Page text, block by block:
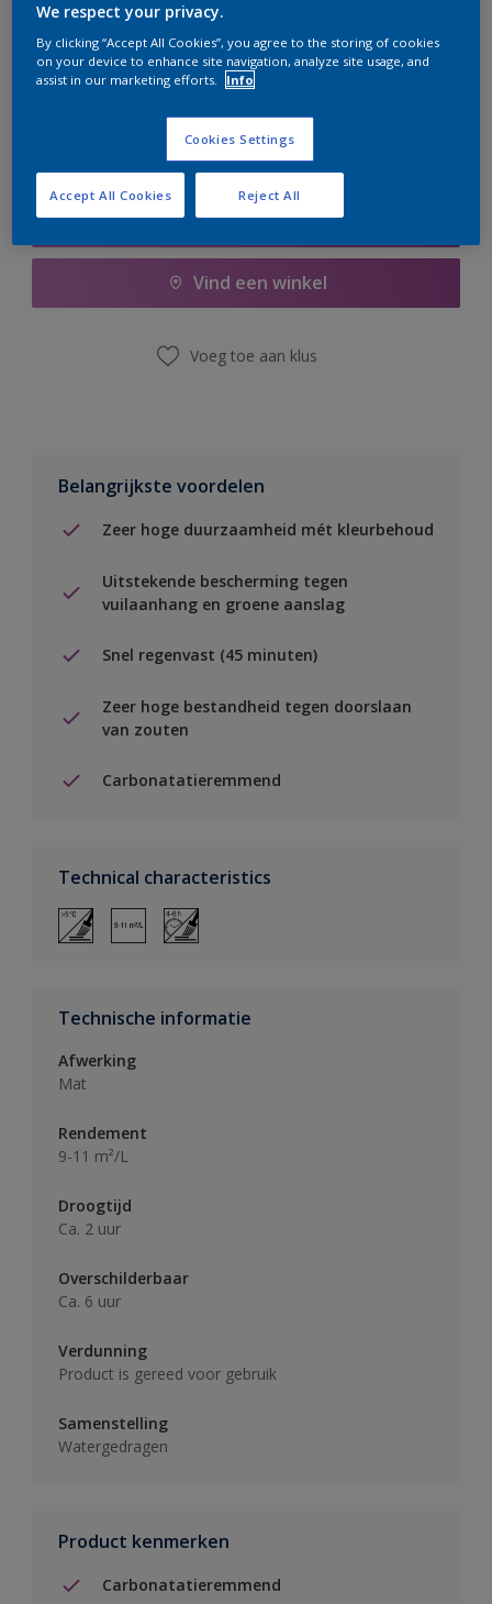
Op dit moment is het niet mogelijk dit product online
te bestellen. Houd de website in de gaten, we werken
er hard aan om de voorraad aan te vullen.
Boodschappenlijst
Vind een winkel
Voeg toe aan klus
Belangrijkste voordelen
Zeer hoge duurzaamheid mét kleurbehoud
Uitstekende bescherming tegen
vuilaanhang en groene aanslag
Snel regenvast (45 minuten)
Zeer hoge bestandheid tegen doorslaan
van zouten
Carbonatatieremmend
Technical characteristics
Technische informatie
Afwerking
Mat
Rendement
9-11 m²/L
Droogtijd
Ca. 2 uur
Overschilderbaar
Ca. 6 uur
Verdunning
Product is gereed voor gebruik
Samenstelling
Watergedragen
Product kenmerken
Carbonatatieremmend
We respect your privacy.
By clicking “Accept All Cookies”, you agree to the storing of cookies
on your device to enhance site navigation, analyze site usage, and
assist in our marketing efforts.
Info
Cookies Settings
Reject All
Accept All Cookies